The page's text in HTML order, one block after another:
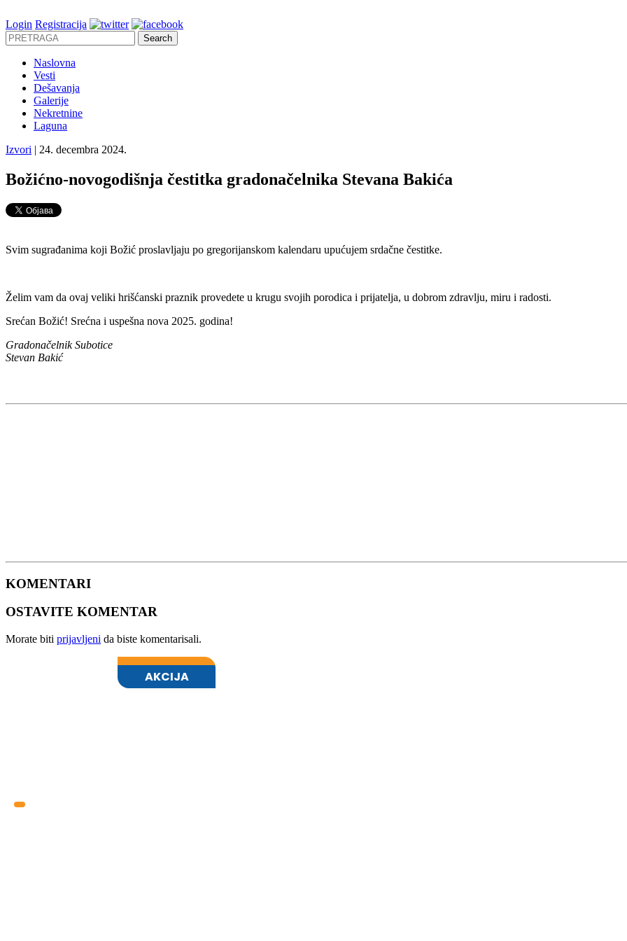
Login Registracija
Naslovna
Vesti
Dešavanja
Galerije
Nekretnine
Laguna
Izvori | 24. decembra 2024.
Božićno-novogodišnja čestitka gradonačelnika Stevana Bakića
Svim sugrađanima koji Božić proslavljaju po gregorijanskom kalendaru upućujem srdačne čestitke.
Želim vam da ovaj veliki hrišćanski praznik provedete u krugu svojih porodica i prijatelja, u dobrom zdravlju, miru i radosti.
Srećan Božić! Srećna i uspešna nova 2025. godina!
Gradonačelnik Subotice
Stevan Bakić
KOMENTARI
OSTAVITE KOMENTAR
Morate biti prijavljeni da biste komentarisali.